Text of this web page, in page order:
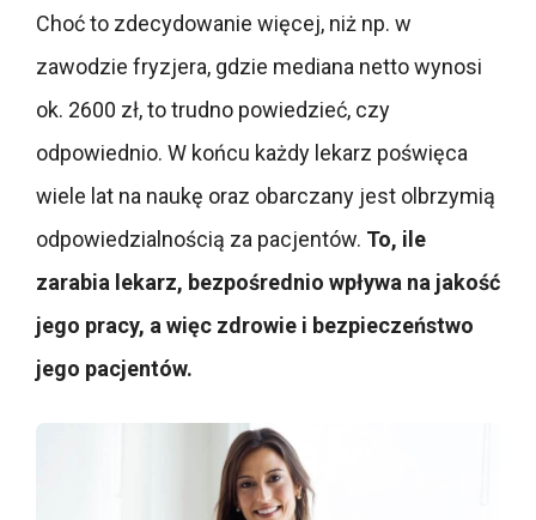
Choć to zdecydowanie więcej, niż np. w
zawodzie fryzjera, gdzie mediana netto wynosi
ok. 2600 zł, to trudno powiedzieć, czy
odpowiednio. W końcu każdy lekarz poświęca
wiele lat na naukę oraz obarczany jest olbrzymią
odpowiedzialnością za pacjentów. To, ile
zarabia lekarz, bezpośrednio wpływa na jakość
jego pracy, a więc zdrowie i bezpieczeństwo
jego pacjentów.